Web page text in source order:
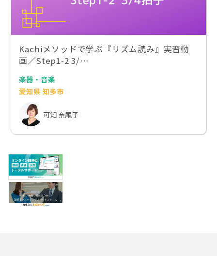
Kachiメソッドで学ぶ『リズム読み』実習動
画／Step1-2 3/…
楽器・音楽
愛知県 知多市
可知 奈尾子